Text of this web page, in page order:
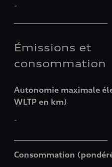
-
Émissions et
consommation
Autonomie maximale
WLTP en km)
-
Consommation